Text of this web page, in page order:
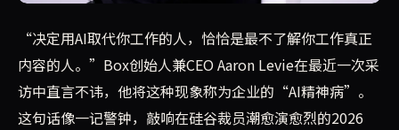
Box创始人Aaron Levie将决策者在不了解工作内容的情
“决定用AI取代你工作的人，恰恰是最不了解你工作真正
内容的人。”Box创始人兼CEO Aaron Levie在最近一次采
访中直言不讳，他将这种现象称为企业的“AI精神病”。
这句话像一记警钟，敲响在硅谷裁员潮愈演愈烈的2026